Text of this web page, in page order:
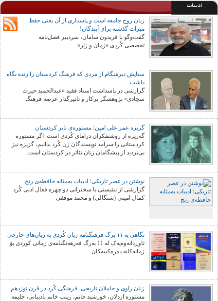
ادبیات
زبان روح جامعه است و پاسداری از آن یعنی حفظ
میراث گذشته برای آیندگان!
گفت‌وگو با فریدون سامان، سردبیر فصل‌نامه
تخصصی کُردی «زمان و زار»
ستایش دیرهنگام از مردی که فرهنگ کردستان را زنده نگاه
داشت
گزارشی در پاسداشت استاد فقید «عبدالحمید حیرت
سجادی» پژوهشگر پرکار و تاثیرگذار عرصه فرهنگ
گزیزه عمر علی امین؛ مستوره‌ی تاتر کردستان
گه‌زیزه از روشنفکران درامای کُردی است. اگر مستوره
کردستانی را سرآمد نویسندگان زن کُرد بدانیم، گزیزه نیز
بی‌تردید از پیشگامان زنان تئاتر در کردستان است.
نوشتن در عصر تاریکی؛ ادبیات به‌مثابه حافظه‌ی رنج
گزارشی از نشستی با سخنرانی دو چهره فعال ادبی کُرد
کمال امینی (شنگالی) و محمد موفقی
نگاهی به ۱۱ برگ فرهنگنامه زبان کُردی به زبان‌های خارجی
ئاوڕدانەوەیەک لە 11 بەرگ فەرهەنگنامەی زمانی کوردی بۆ
زمانەکانە دەرەکییەکان
زنان راوی و حاملان تاریخی- فرهنگی کُرد در قرن نوزدهم
مستوره اردلان، خورشید خانم، زینب خانم بادینانی، حلیمه